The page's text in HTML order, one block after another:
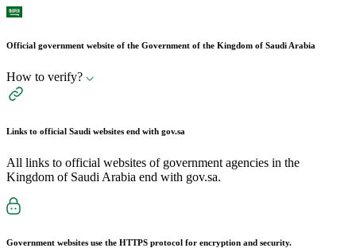
Official government website of the Government of the Kingdom of Saudi Arabia
How to verify?
Links to official Saudi websites end with gov.sa
All links to official websites of government agencies in the
Kingdom of Saudi Arabia end with gov.sa.
Government websites use the HTTPS protocol for encryption and security.